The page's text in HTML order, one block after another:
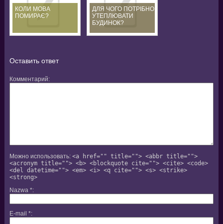
КОЛИ МОВА
ПОМИРАЄ?
ДЛЯ ЧОГО ПОТРІБНО
УТЕПЛЮВАТИ
БУДИНОК?
Оставить ответ
Комментарий
Можно использовать: <a href="" title=""> <abbr title="">
<acronym title=""> <b> <blockquote cite=""> <cite> <code>
<del datetime=""> <em> <i> <q cite=""> <s> <strike>
<strong>
Nazwa *
E-mail *